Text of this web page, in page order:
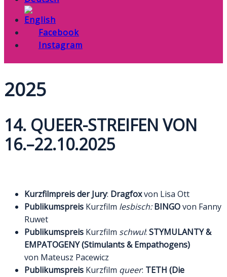
Facebook
Instagram
2025
14. QUEER-STREIFEN VON
16.–22.10.2025
Kurzfilmpreis der Jury: Dragfoxvon Lisa Ott
Publikumspreis Kurzfilm lesbisch: BINGOvon Fanny
Ruwet
Publikumspreis Kurzfilm schwul: STYMULANTY &
EMPATOGENY (Stimulants & Empathogens)
von Mateusz Pacewicz
Publikumspreis Kurzfilm queer: TETH (Die